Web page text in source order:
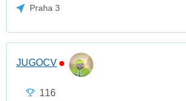
Praha 3
JUGOCV
116